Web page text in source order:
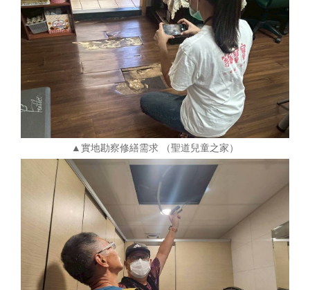
▲實地勘察修繕需求 （聖道兒童之家）